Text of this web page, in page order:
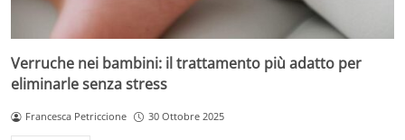
Verruche nei bambini: il trattamento più adatto per
eliminarle senza stress
Francesca Petriccione 30 Ottobre 2025